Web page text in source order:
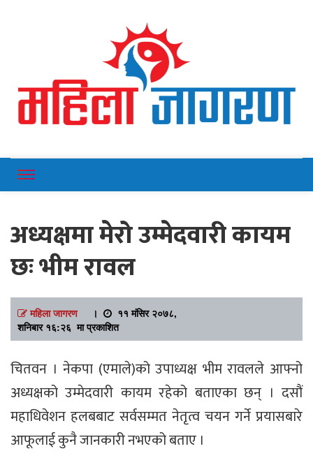
Mahilajagaran
अध्यक्षमा मेरो उम्मेदवारी कायम
छः भीम रावल
महिला जागरण।
११ मंसिर २०७८,
शनिबार १६:२६ मा प्रकाशित
चितवन । नेकपा (एमाले)को उपाध्यक्ष भीम रावलले आफ्नो
अध्यक्षको उम्मेदवारी कायम रहेको बताएका छन् । दसौं
महाधिवेशन हलबबाट सर्वसम्मत नेतृत्व चयन गर्ने प्रयासबारे
आफूलाई कुनै जानकारी नभएको बताए ।